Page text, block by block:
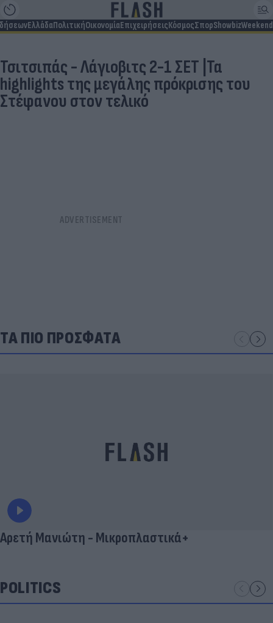
ΕλλάδαΠολιτικήΟικονομίαΕπιχειρήσειςΚόσμοςΣπορShowbizWeekend
Τσιτσιπάς - Λάγιοβιτς 2-1 ΣΕΤ |Τα
highlights της μεγάλης πρόκρισης του
Στέφανου στον τελικό
ΤΑ ΠΙΟ ΠΡΟΣΦΑΤΑ
Αρετή Μανιώτη - Μικροπλαστικά+
POLITICS